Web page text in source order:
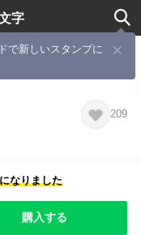
字
で新しいスタンプに
209
なりました
購入する